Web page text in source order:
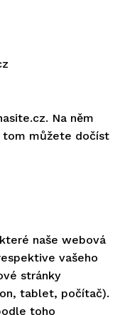
Na něm
tom můžete dočíst
naše webová
vašeho
stránky
tablet, počítač).
toho